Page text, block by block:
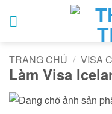
qua
TRANG CHỦ / VISA
Làm Visa